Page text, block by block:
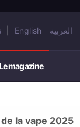
English العربية
magazine
la vape 2025